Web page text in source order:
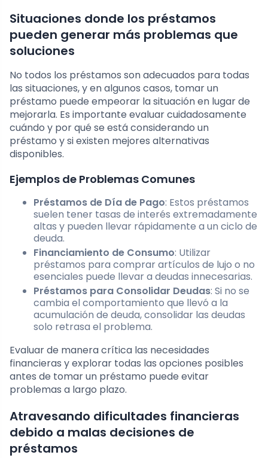
Situaciones donde los préstamos
pueden generar más problemas que
soluciones
No todos los préstamos son adecuados para todas
las situaciones, y en algunos casos, tomar un
préstamo puede empeorar la situación en lugar de
mejorarla. Es importante evaluar cuidadosamente
cuándo y por qué se está considerando un
préstamo y si existen mejores alternativas
disponibles.
Ejemplos de Problemas Comunes
Préstamos de Día de Pago: Estos préstamos
suelen tener tasas de interés extremadamente
altas y pueden llevar rápidamente a un ciclo de
deuda.
Financiamiento de Consumo: Utilizar
préstamos para comprar artículos de lujo o no
esenciales puede llevar a deudas innecesarias.
Préstamos para Consolidar Deudas: Si no se
cambia el comportamiento que llevó a la
acumulación de deuda, consolidar las deudas
solo retrasa el problema.
Evaluar de manera crítica las necesidades
financieras y explorar todas las opciones posibles
antes de tomar un préstamo puede evitar
problemas a largo plazo.
Atravesando dificultades financieras
debido a malas decisiones de
préstamos